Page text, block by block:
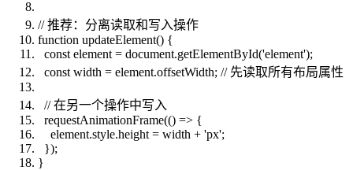
// 推荐：分离读取和写入操作
function updateElement() {
const element = document.getElementById('element');
const width = element.offsetWidth; // 先读取所有布局属性
// 在另一个操作中写入
requestAnimationFrame(() => {
element.style.height = width + 'px';
});
}